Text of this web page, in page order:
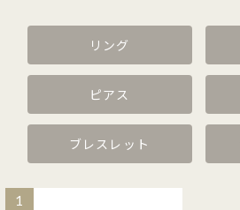
リング
ピアス
ブレスレット
1